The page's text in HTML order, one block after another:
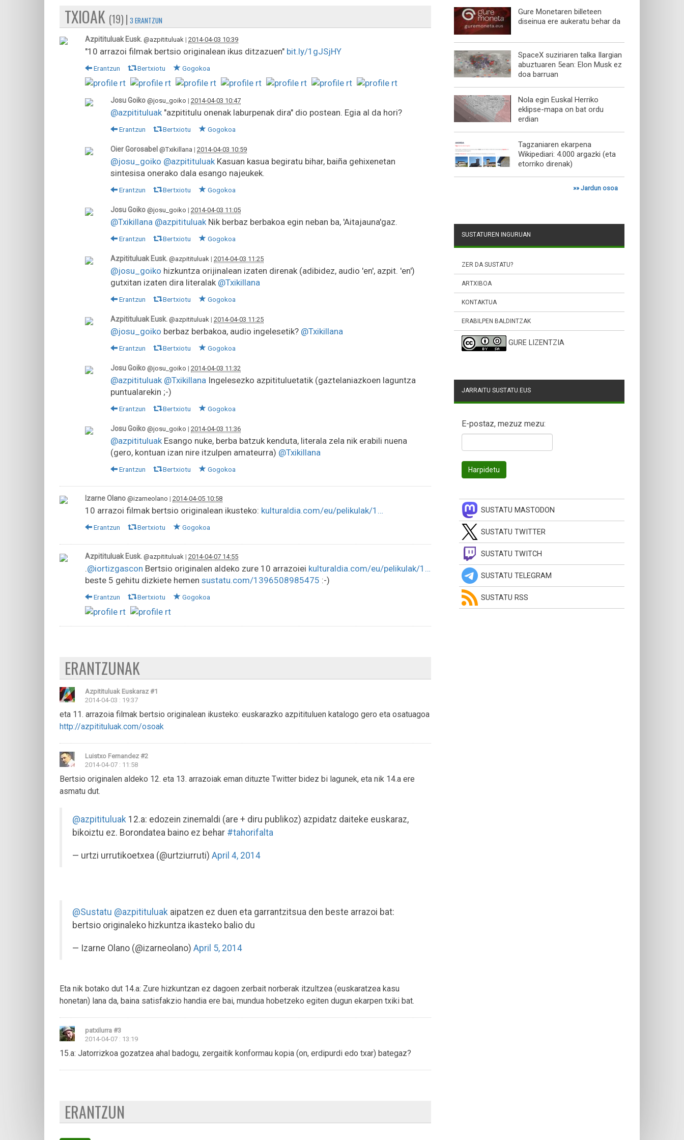
TXIOAK (19) | 3 ERANTZUN
Azpitituluak Eusk. @azpitituluak | 2014-04-03 10:39
"10 arrazoi filmak bertsio originalean ikus ditzazuen" bit.ly/1gJSjHY
Erantzun Bertxiotu Gogokoa
Josu Goiko @josu_goiko | 2014-04-03 10:47
@azpitituluak"azpititulu onenak laburpenak dira" dio postean. Egia al da hori?
Erantzun Bertxiotu Gogokoa
Oier Gorosabel @Txikillana | 2014-04-03 10:59
@josu_goiko @azpitituluakKasuan kasua begiratu bihar, baiña gehixenetan
sintesisa onerako dala esango najeukek.
Erantzun Bertxiotu Gogokoa
Josu Goiko @josu_goiko | 2014-04-03 11:05
@Txikillana @azpitituluakNik berbaz berbakoa egin neban ba, 'Aitajauna'gaz.
Erantzun Bertxiotu Gogokoa
Azpitituluak Eusk. @azpitituluak | 2014-04-03 11:25
@josu_goiko hizkuntza orijinalean izaten direnak (adibidez, audio 'en', azpit. 'en')
gutxitan izaten dira literalak @Txikillana
Erantzun Bertxiotu Gogokoa
Azpitituluak Eusk. @azpitituluak | 2014-04-03 11:25
@josu_goiko berbaz berbakoa, audio ingelesetik? @Txikillana
Erantzun Bertxiotu Gogokoa
Josu Goiko @josu_goiko | 2014-04-03 11:32
@azpitituluak @Txikillana Ingelesezko azpitituluetatik (gaztelaniazkoen laguntza
puntualarekin ;-)
Erantzun Bertxiotu Gogokoa
Josu Goiko @josu_goiko | 2014-04-03 11:36
@azpitituluakEsango nuke, berba batzuk kenduta, literala zela nik erabili nuena
(gero, kontuan izan nire itzulpen amateurra) @Txikillana
Erantzun Bertxiotu Gogokoa
Izarne Olano @izarneolano | 2014-04-05 10:58
10 arrazoi filmak bertsio originalean ikusteko: kulturaldia.com/eu/pelikulak/1…
Erantzun Bertxiotu Gogokoa
Azpitituluak Eusk. @azpitituluak | 2014-04-07 14:55
.@iortizgascon Bertsio originalen aldeko zure 10 arrazoiei kulturaldia.com/eu/pelikulak/1…
beste 5 gehitu dizkiete hemen sustatu.com/1396508985475 :-)
Erantzun Bertxiotu Gogokoa
ERANTZUNAK
Azpitituluak Euskaraz #1
2014-04-03 : 19:37
eta 11. arrazoia filmak bertsio originalean ikusteko: euskarazko azpitituluen katalogo gero eta osatuagoa
http://azpitituluak.com/osoak
Luistxo Fernandez #2
2014-04-07 : 11:58
Bertsio originalen aldeko 12. eta 13. arrazoiak eman dituzte Twitter bidez bi lagunek, eta nik 14.a ere
asmatu dut.
@azpitituluak 12.a: edozein zinemaldi (are + diru publikoz) azpidatz daiteke euskaraz,
bikoiztu ez. Borondatea baino ez behar #tahorifalta
— urtzi urrutikoetxea (@urtziurruti) April 4, 2014
@Sustatu @azpitituluak aipatzen ez duen eta garrantzitsua den beste arrazoi bat:
bertsio originaleko hizkuntza ikasteko balio du
— Izarne Olano (@izarneolano) April 5, 2014
Eta nik botako dut 14.a: Zure hizkuntzan ez dagoen zerbait norberak itzultzea (euskaratzea kasu
honetan) lana da, baina satisfakzio handia ere bai, mundua hobetzeko egiten dugun ekarpen txiki bat.
patxilurra #3
2014-04-07 : 13:19
15.a: Jatorrizkoa gozatzea ahal badogu, zergaitik konformau kopia (on, erdipurdi edo txar) bategaz?
ERANTZUN
Gure Monetaren billeteen
diseinua ere aukeratu behar da
SpaceX suziriaren talka Ilargian
abuztuaren 5ean: Elon Musk ez
doa barruan
Nola egin Euskal Herriko
eklipse-mapa on bat ordu
erdian
Tagzaniaren ekarpena
Wikipediari: 4.000 argazki (eta
etorriko direnak)
»»Jardun osoa
SUSTATUREN INGURUAN
ZER DA SUSTATU?
ARTXIBOA
KONTAKTUA
ERABILPEN BALDINTZAK
GURE LIZENTZIA
JARRAITU SUSTATU.EUS
E-postaz, mezuz mezu:
SUSTATU MASTODON
SUSTATU TWITTER
SUSTATU TWITCH
SUSTATU TELEGRAM
SUSTATU RSS